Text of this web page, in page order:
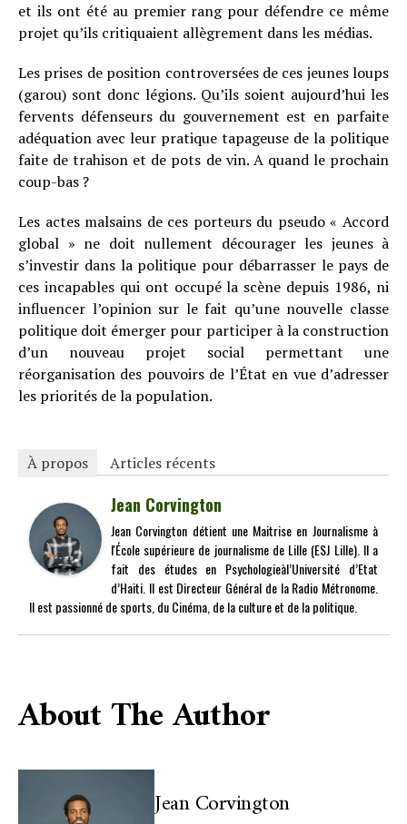
et ils ont été au premier rang pour défendre ce même
projet qu’ils critiquaient allègrement dans les médias.
Les prises de position controversées de ces jeunes loups
(garou) sont donc légions. Qu’ils soient aujourd’hui les
fervents défenseurs du gouvernement est en parfaite
adéquation avec leur pratique tapageuse de la politique
faite de trahison et de pots de vin. A quand le prochain
coup-bas ?
Les actes malsains de ces porteurs du pseudo « Accord
global » ne doit nullement décourager les jeunes à
s’investir dans la politique pour débarrasser le pays de
ces incapables qui ont occupé la scène depuis 1986, ni
influencer l’opinion sur le fait qu’une nouvelle classe
politique doit émerger pour participer à la construction
d’un nouveau projet social permettant une
réorganisation des pouvoirs de l’État en vue d’adresser
les priorités de la population.
À propos Articles récents
Jean Corvington
Jean Corvington détient une Maitrise en Journalisme à
l'École supérieure de journalisme de Lille (ESJ Lille). Il a
fait des études en Psychologieàl’Université d’Etat
d’Haiti. Il est Directeur Général de la Radio Métronome.
Il est passionné de sports, du Cinéma, de la culture et de la politique.
About The Author
Jean Corvington